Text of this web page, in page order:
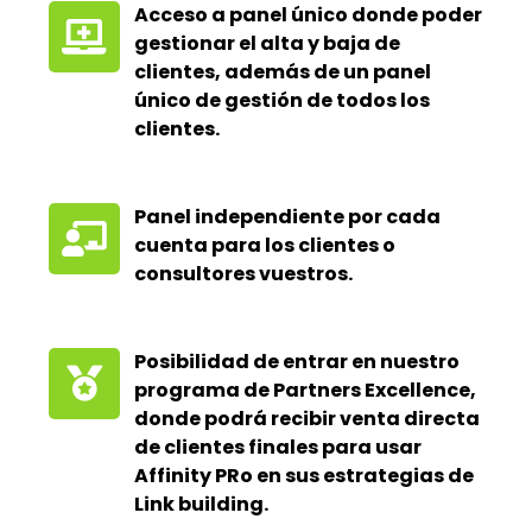
Acceso a panel único donde poder
gestionar el alta y baja de
clientes, además de un panel
único de gestión de todos los
clientes.
Panel independiente por cada
cuenta para los clientes o
consultores vuestros.
Posibilidad de entrar en nuestro
programa de Partners Excellence,
donde podrá recibir venta directa
de clientes finales para usar
Affinity PRo en sus estrategias de
Link building.